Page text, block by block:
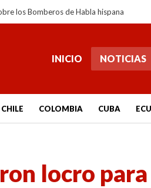
los Bomberos de Habla hispana
INICIO NOTICIAS
CHILE COLOMBIA CUBA
locro